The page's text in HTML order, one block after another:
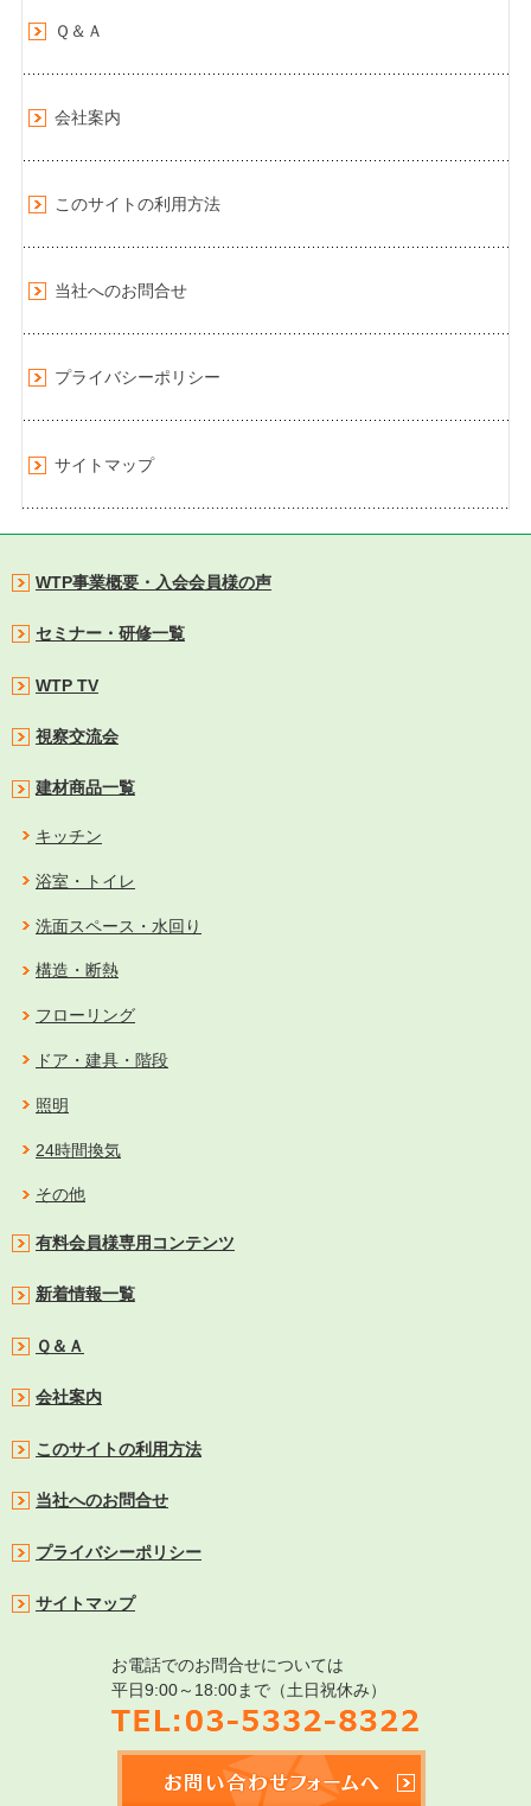
Ｑ＆Ａ
会社案内
このサイトの利用方法
当社へのお問合せ
プライバシーポリシー
サイトマップ
WTP事業概要・入会会員様の声
セミナー・研修一覧
WTP TV
視察交流会
建材商品一覧
キッチン
浴室・トイレ
洗面スペース・水回り
構造・断熱
フローリング
ドア・建具・階段
照明
24時間換気
その他
有料会員様専用コンテンツ
新着情報一覧
Ｑ＆Ａ
会社案内
このサイトの利用方法
当社へのお問合せ
プライバシーポリシー
サイトマップ
お電話でのお問合せについては
平日9:00～18:00まで（土日祝休み）